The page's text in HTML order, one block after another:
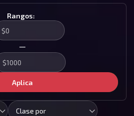
Rangos:
—
Aplica
Clase por